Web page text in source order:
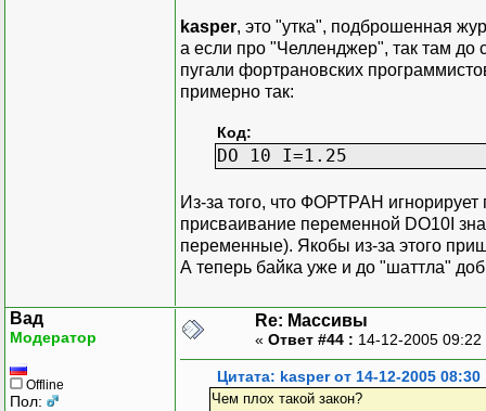
kasper, это "утка", подброшенная
а если про "Челленджер", так там до
пугали фортрановских
примерно так:
Код:
DO 10 I=1.25
Из-за того, что ФОРТРАН
присваивание переменной DO10I
переменные). Якобы из-за этого
А теперь байка уже и до "шаттла"
Вад
Модератор
Offline
Пол:
Re: Массивы
« Ответ #44 : 14-12-2005
Цитата: kasper от 14-12-2005 08:30
Чем плох такой закон?